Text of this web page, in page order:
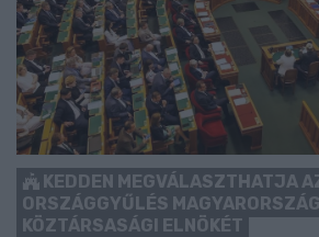
KEDDEN MEGVÁLASZTHATJA
ORSZÁGGYŰLÉS
KÖZTÁRSASÁGI ELNÖKÉT